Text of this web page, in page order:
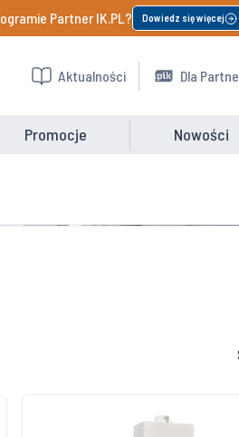
Partner IK.PL? Dowiedz się więcej
Aktualności Dla
Promocje Nowości